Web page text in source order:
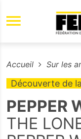
Accueil Sur les
Découverte de
PEPPER
THE